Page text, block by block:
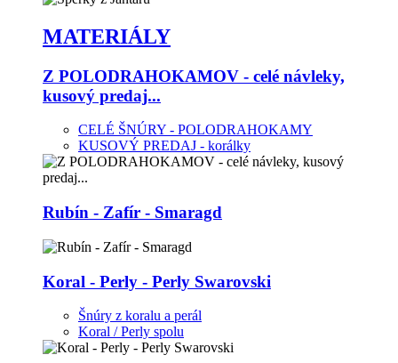
MATERIÁLY
Z POLODRAHOKAMOV - celé návleky,
kusový predaj...
CELÉ ŠNÚRY - POLODRAHOKAMY
KUSOVÝ PREDAJ - korálky
Rubín - Zafír - Smaragd
Koral - Perly - Perly Swarovski
Šnúry z koralu a perál
Koral / Perly spolu